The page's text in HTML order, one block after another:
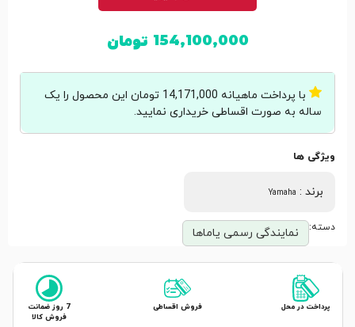
154,100,000 تومان
با پرداخت ماهیانه 14,171,000 تومان این محصول را یک
ساله به صورت اقساطی خریداری نمایید.
ویژگی ها
برند :
Yamaha
دسته: نمایندگی رسمی یاماها
پرداخت در محل فروش اقساطی
7 روز ضمانت
فروش کالا